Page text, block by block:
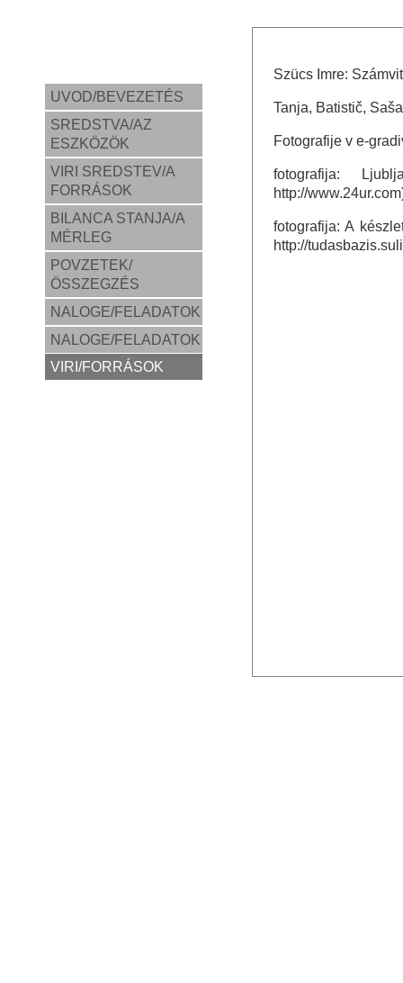
UVOD/BEVEZETÉS
SREDSTVA/AZ
ESZKÖZÖK
VIRI SREDSTEV/A
FORRÁSOK
BILANCA STANJA/A
MÉRLEG
POVZETEK/
ÖSSZEGZÉS
NALOGE/FELADATOK
NALOGE/FELADATOK
VIRI/FORRÁSOK
Szücs Imre:
Tanja, Batistič,
Fotografije v e-
fotografija:
http://
fotografija: A
http://